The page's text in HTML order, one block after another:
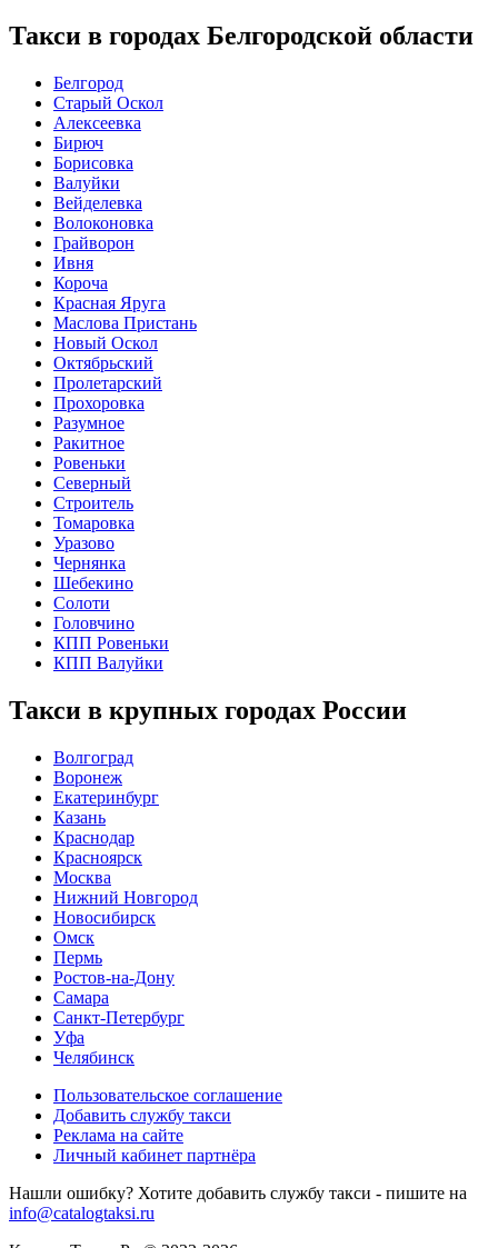
Такси в городах Белгородской области
Белгород
Старый Оскол
Алексеевка
Бирюч
Борисовка
Валуйки
Вейделевка
Волоконовка
Грайворон
Ивня
Короча
Красная Яруга
Маслова Пристань
Новый Оскол
Октябрьский
Пролетарский
Прохоровка
Разумное
Ракитное
Ровеньки
Северный
Строитель
Томаровка
Уразово
Чернянка
Шебекино
Солоти
Головчино
КПП Ровеньки
КПП Валуйки
Такси в крупных городах России
Волгоград
Воронеж
Екатеринбург
Казань
Краснодар
Красноярск
Москва
Нижний Новгород
Новосибирск
Омск
Пермь
Ростов-на-Дону
Самара
Санкт-Петербург
Уфа
Челябинск
Пользовательское соглашение
Добавить службу такси
Реклама на сайте
Личный кабинет партнёра
Нашли ошибку? Хотите добавить службу такси - пишите на
info@catalogtaksi.ru